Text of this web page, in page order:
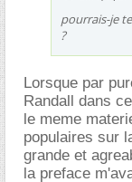
pourrais-je
?
Lorsque par
Randall dans
le meme
populaires sur
grande et
la preface